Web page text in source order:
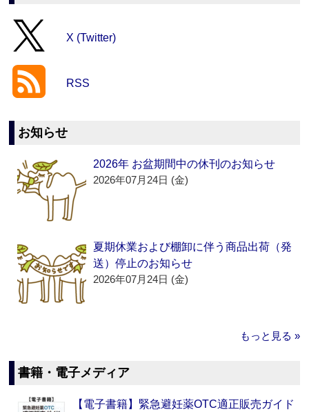
X (Twitter)
RSS
お知らせ
2026年 お盆期間中の休刊のお知らせ
2026年07月24日 (金)
夏期休業および棚卸に伴う商品出荷（発
送）停止のお知らせ
2026年07月24日 (金)
もっと見る »
書籍・電子メディア
【電子書籍】緊急避妊薬OTC適正販売ガイド